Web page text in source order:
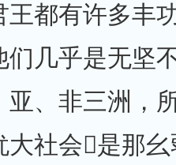
王都有许多丰
们几乎是无坚
亚、非三洲，
大社会是那